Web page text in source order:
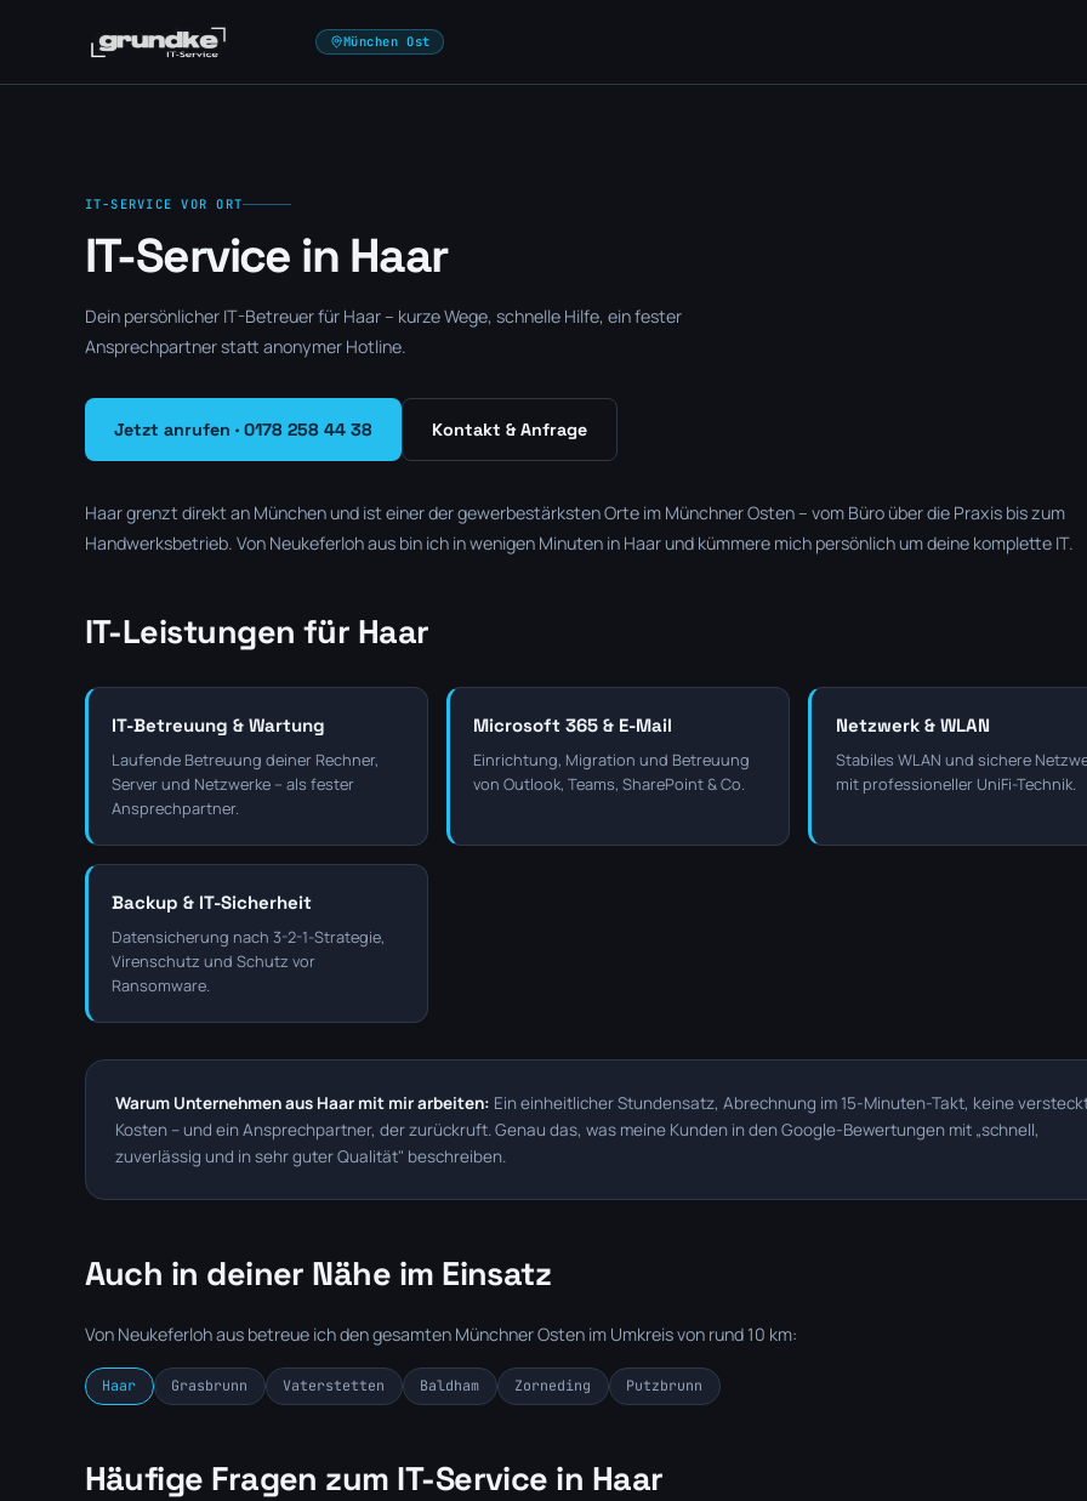
München Ost
IT-SERVICE VOR ORT
IT-Service in Haar
Dein persönlicher IT-Betreuer für Haar – kurze Wege, schnelle Hilfe, ein fester
Ansprechpartner statt anonymer Hotline.
Jetzt anrufen · 0178 258 44 38 Kontakt & Anfrage
Haar grenzt direkt an München und ist einer der gewerbestärksten Orte im Münchner Osten – vom Büro über die Praxis bis zum
Handwerksbetrieb. Von Neukeferloh aus bin ich in wenigen Minuten in Haar und kümmere mich persönlich um deine komplette IT.
IT-Leistungen für Haar
IT-Betreuung & Wartung
Laufende Betreuung deiner Rechner,
Server und Netzwerke – als fester
Ansprechpartner.
Microsoft 365 & E-Mail
Einrichtung, Migration und Betreuung
von Outlook, Teams, SharePoint & Co.
Netzwerk & WLAN
Stabiles WLAN und sichere
mit professioneller UniFi-Technik.
Backup & IT-Sicherheit
Datensicherung nach 3-2-1-Strategie,
Virenschutz und Schutz vor
Ransomware.
Warum Unternehmen aus Haar mit mir arbeiten: Ein einheitlicher Stundensatz, Abrechnung im 15-Minuten-Takt, keine
Kosten – und ein Ansprechpartner, der zurückruft. Genau das, was meine Kunden in den Google-Bewertungen mit „schnell,
zuverlässig und in sehr guter Qualität" beschreiben.
Auch in deiner Nähe im Einsatz
Von Neukeferloh aus betreue ich den gesamten Münchner Osten im Umkreis von rund 10 km:
Haar Grasbrunn Vaterstetten Baldham Zorneding Putzbrunn
Häufige Fragen zum IT-Service in Haar